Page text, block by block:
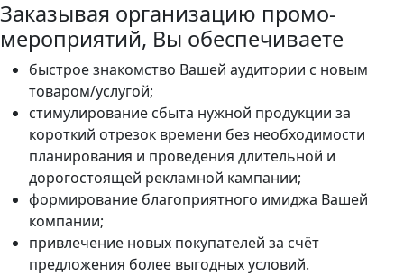
Заказывая организацию промо-
мероприятий, Вы обеспечиваете
быстрое знакомство Вашей аудитории с новым
товаром/услугой;
стимулирование сбыта нужной продукции за
короткий отрезок времени без необходимости
планирования и проведения длительной и
дорогостоящей рекламной кампании;
формирование благоприятного имиджа Вашей
компании;
привлечение новых покупателей за счёт
предложения более выгодных условий.